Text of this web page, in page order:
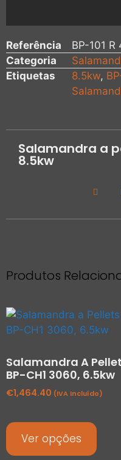
Referência
BP-101 R
Categoria
Etiquetas
8.5kw,
Salamandra a
8.5kw
Produtos
Salamandra A
BP-CH1 3060, 6.5kw
€1,464.40 (IVA Incluído)
Ver opções